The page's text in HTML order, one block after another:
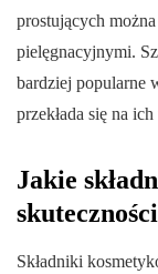
prostujących
pielęgnacyjnymi.
bardziej popularne
przekłada się na
Jakie
Składniki